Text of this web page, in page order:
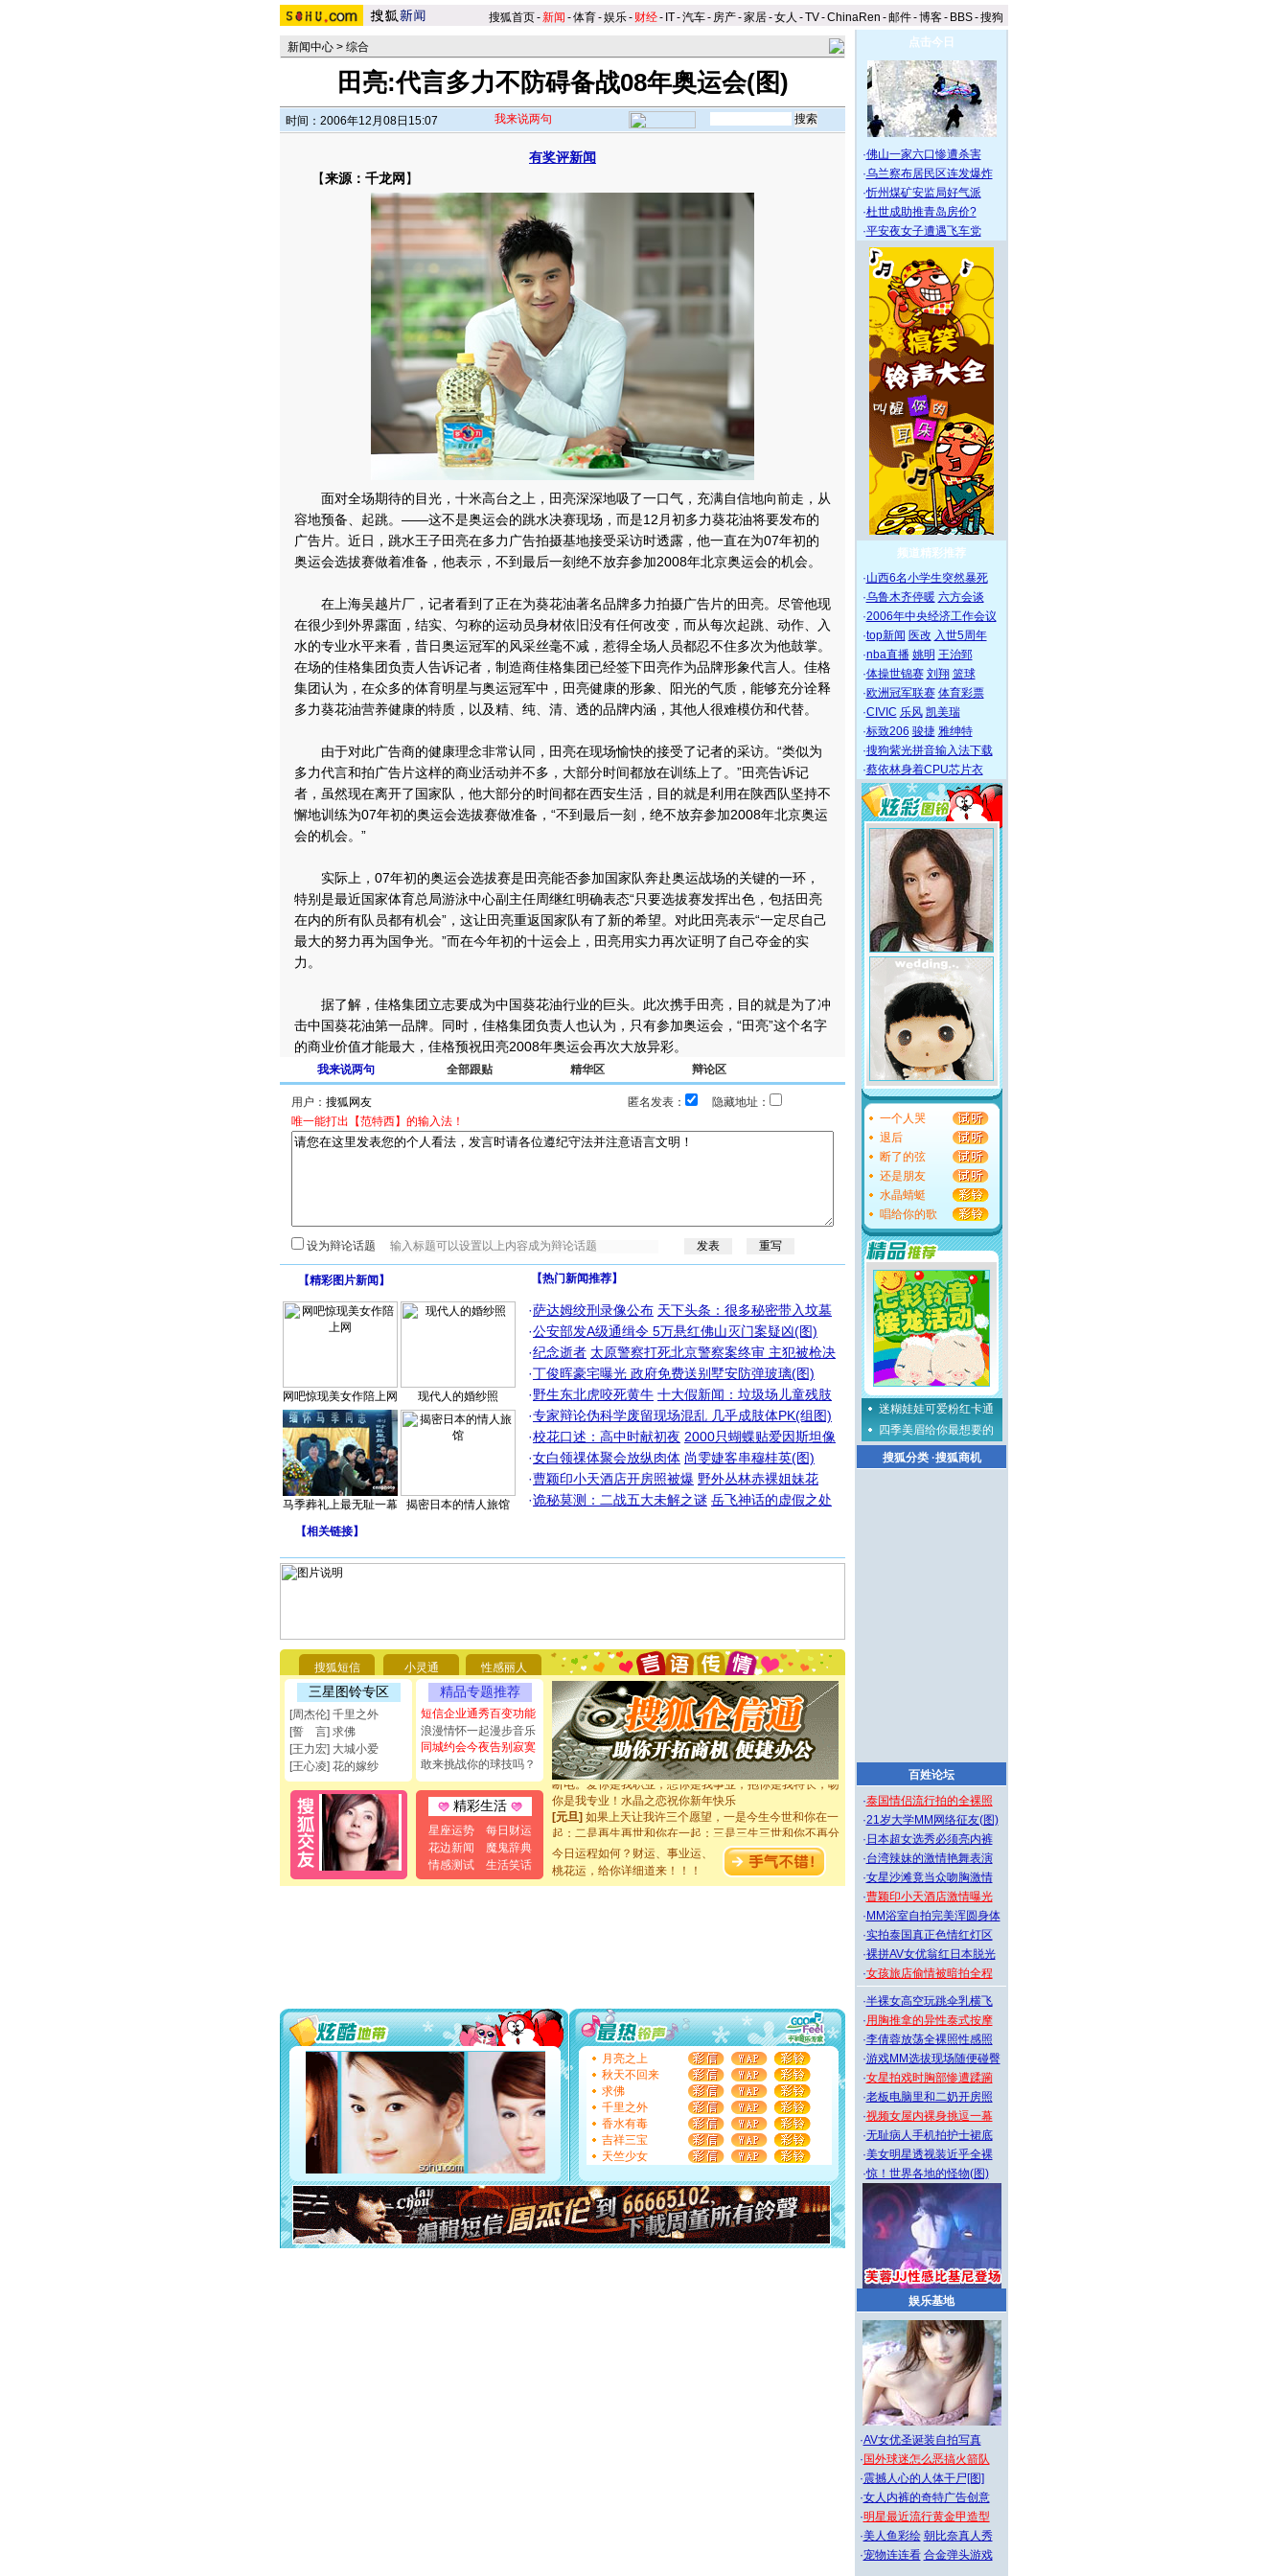
搜狐首页-新闻 -体育-娱乐- 财经- IT-汽车- 房产-家居-女人 -TV-ChinaRen -邮件-博客- BBS-搜狗
新闻中心 > 综合
田亮:代言多力不防碍备战08年奥运会(图)
时间：2006年12月08日15:07 我来说两句
有奖评新闻
【来源：千龙网 】
面对全场期待的目光，十米高台之上，田亮深深地吸了一口气，充满自信地向前走，从
容地预备、起跳。——这不是奥运会的跳水决赛现场，而是12月初多力葵花油将要发布的
广告片。近日，跳水王子田亮在多力广告拍摄基地接受采访时透露，他一直在为07年初的
奥运会选拔赛做着准备，他表示，不到最后一刻绝不放弃参加2008年北京奥运会的机会。
在上海吴越片厂，记者看到了正在为葵花油著名品牌多力拍摄广告片的田亮。尽管他现
在很少到外界露面，结实、匀称的运动员身材依旧没有任何改变，而从每次起跳、动作、入
水的专业水平来看，昔日奥运冠军的风采丝毫不减，惹得全场人员都忍不住多次为他鼓掌。
在场的佳格集团负责人告诉记者，制造商佳格集团已经签下田亮作为品牌形象代言人。佳格
集团认为，在众多的体育明星与奥运冠军中，田亮健康的形象、阳光的气质，能够充分诠释
多力葵花油营养健康的特质，以及精、纯、清、透的品牌内涵，其他人很难模仿和代替。
由于对此广告商的健康理念非常认同，田亮在现场愉快的接受了记者的采访。“类似为
多力代言和拍广告片这样的商业活动并不多，大部分时间都放在训练上了。”田亮告诉记
者，虽然现在离开了国家队，他大部分的时间都在西安生活，目的就是利用在陕西队坚持不
懈地训练为07年初的奥运会选拔赛做准备，“不到最后一刻，绝不放弃参加2008年北京奥运
会的机会。”
实际上，07年初的奥运会选拔赛是田亮能否参加国家队奔赴奥运战场的关键的一环，
特别是最近国家体育总局游泳中心副主任周继红明确表态“只要选拔赛发挥出色，包括田亮
在内的所有队员都有机会”，这让田亮重返国家队有了新的希望。对此田亮表示“一定尽自己
最大的努力再为国争光。”而在今年初的十运会上，田亮用实力再次证明了自己夺金的实
力。
据了解，佳格集团立志要成为中国葵花油行业的巨头。此次携手田亮，目的就是为了冲
击中国葵花油第一品牌。同时，佳格集团负责人也认为，只有参加奥运会，“田亮”这个名字
的商业价值才能最大，佳格预祝田亮2008年奥运会再次大放异彩。
我来说两句 全部跟贴 精华区 辩论区
用户： 匿名发表：
隐藏地址：
唯一能打出【范特西】的输入法！
设为辩论话题
【精彩图片新闻 】
网吧惊现美女作陪上网 现代人的婚纱照
马季葬礼上最无耻一幕 揭密日本的情人旅馆
【热门新闻推荐】
·萨达姆绞刑录像公布 天下头条：很多秘密带入坟墓
·公安部发A级通缉令 5万悬红佛山灭门案疑凶(图)
·纪念逝者 太原警察打死北京警察案终审 主犯被枪决
·丁俊晖豪宅曝光 政府免费送别墅安防弹玻璃(图)
·野生东北虎咬死黄牛 十大假新闻：垃圾场儿童残肢
·专家辩论伪科学废留现场混乱 几乎成肢体PK(组图)
·校花口述：高中时献初夜 2000只蝴蝶贴爱因斯坦像
·女白领祼体聚会放纵肉体 尚雯婕客串穆桂英(图)
·曹颖印小天酒店开房照被爆 野外丛林赤裸姐妹花
·诡秘莫测：二战五大未解之谜 岳飞神话的虚假之处
【相关链接】
搜狐短信 小灵通 性感丽人
三星图铃专区
[周杰伦] 千里之外
[誓 言] 求佛
[王力宏] 大城小爱
[王心凌] 花的嫁纱
精品专题推荐
短信企业通秀百变功能
浪漫情怀一起漫步音乐
同城约会今夜告别寂寞
敢来挑战你的球技吗？
精彩生活
星座运势
每日财运
花边新闻
魔鬼辞典
情感测试
生活笑话
你太多，只有给你五千万：千万快乐！千万要健康！千万
要平安！千万要知足！千万不要忘记我！
[圣诞节]不只这样的日子才会想起你,而是这样的日子才
能正大光明地骚扰你,告诉你,圣诞要快乐!新年要快乐!天天
都要快乐噢!
[圣诞节]奉上一颗祝福的心,在这个特别的日子里,愿幸福,
如意,快乐,鲜花,一切美好的祝愿与你同在.圣诞快乐!
[元旦]看到你我会触电；看不到你我要充电；没有你我会
断电。爱你是我职业，想你是我事业，抱你是我特长，吻
你是我专业！水晶之恋祝你新年快乐
[元旦]如果上天让我许三个愿望，一是今生今世和你在一
起；二是再生再世和你在一起；三是三生三世和你不再分
离。水晶之恋祝你新年快乐
[元旦]当我狠下心扭头离去那一刻，你在我身后无助地哭
泣，这痛楚让我明白我多么爱你。我转身抱住你：这猪不
卖了。水晶之恋祝你新年快乐。
你太多，只有给你五千万：千万快乐！千万要健康！千万
要平安！千万要知足！千万不要忘记我！
[圣诞节]
不只这样的日子才会想起你,而是这样的日子才
能正大光明地骚扰你,告诉你,圣诞要快乐!新年要快乐!天天
都要快乐噢!
[圣诞节]
奉上一颗祝福的心,在这个特别的日子里,愿幸福,
如意,快乐,鲜花,一切美好的祝愿与你同在.圣诞快乐!
[元旦]
看到你我会触电；看不到你我要充电；没有你我会
断电。爱你是我职业，想你是我事业，抱你是我特长，吻
你是我专业！水晶之恋祝你新年快乐
[元旦]如果上天让我许三个愿望，一是今生今世和你在一
起；二是再生再世和你在一起；三是三生三世和你不再分
离。水晶之恋祝你新年快乐
[元旦]当我狠下心扭头离去那一刻，你在我身后无助地哭
泣，这痛楚让我明白我多么爱你。我转身抱住你：这猪不
今日运程如何？财运、事业运、
桃花运，给你详细道来！！！
月亮之上
秋天不回来
求佛
千里之外
香水有毒
吉祥三宝
天竺少女
点击今日
·佛山一家六口惨遭杀害
·乌兰察布居民区连发爆炸
·忻州煤矿安监局好气派
·杜世成助推青岛房价?
·平安夜女子遭遇飞车党
频道精彩推荐
·山西6名小学生突然暴死
·乌鲁木齐停暖 六方会谈
·2006年中央经济工作会议
·top新闻 医改 入世5周年
·nba直播 姚明 王治郅
·体操世锦赛 刘翔 篮球
·欧洲冠军联赛 体育彩票
·CIVIC 乐风 凯美瑞
·标致206 骏捷 雅绅特
·搜狗紫光拼音输入法下载
·蔡依林身着CPU芯片衣
一个人哭
退后
断了的弦
还是朋友
水晶蜻蜓
唱给你的歌
迷糊娃娃可爱粉红卡通
四季美眉给你最想要的
搜狐分类·搜狐商机
百姓论坛
·泰国情侣流行拍的全裸照
·21岁大学MM网络征友(图)
· 日本超女选秀必须亮内裤
·台湾辣妹的激情艳舞表演
·女星沙滩竟当众吻胸激情
·曹颖印小天酒店激情曝光
· MM浴室自拍完美浑圆身体
·实拍泰国真正色情红灯区
·裸拼AV女优翁红日本脱光
·女孩旅店偷情被暗拍全程
·半裸女高空玩跳伞乳横飞
·用胸推拿的异性泰式按摩
·李倩蓉放荡全裸照性感照
·游戏MM选拔现场随便碰臀
·女星拍戏时胸部惨遭蹂躏
·老板电脑里和二奶开房照
·视频女屋内裸身挑逗一幕
·无耻病人手机拍护士裙底
·美女明星透视装近乎全裸
·惊！世界各地的怪物(图)
娱乐基地
·AV女优圣诞装自拍写真
· 国外球迷怎么恶搞火箭队
·震撼人心的人体干尸[图]
·女人内裤的奇特广告创意
·明星最近流行黄金甲造型
·美人鱼彩绘 朝比奈真人秀
·宠物连连看 合金弹头游戏